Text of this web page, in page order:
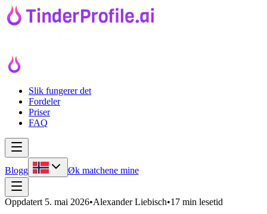
Slik fungerer det
Fordeler
Priser
FAQ
Blogg Øk matchene mine
Oppdatert 5. mai 2026•Alexander Liebisch•17 min lesetid